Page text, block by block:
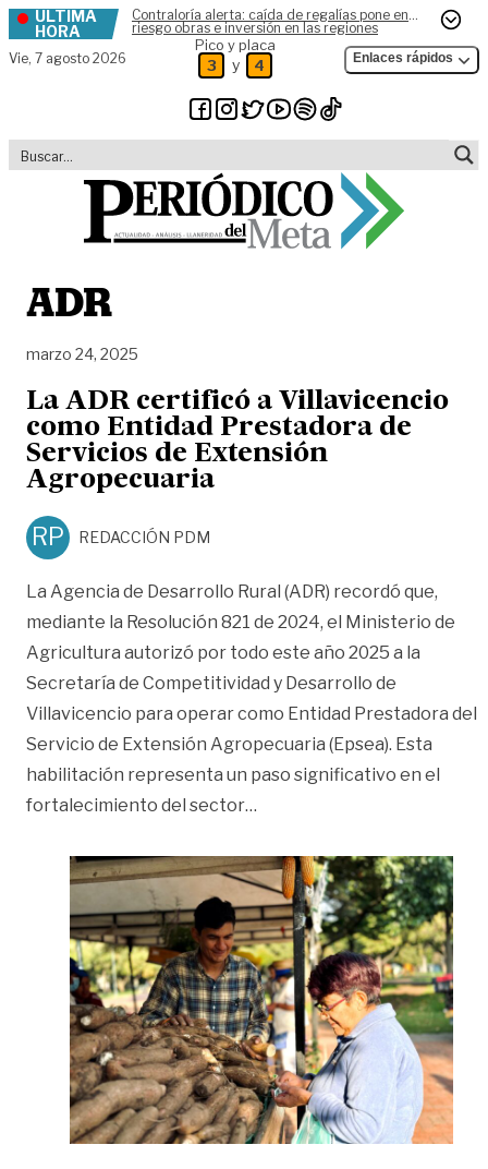
Skip to content
ÚLTIMA
HORA
Contraloría alerta: caída de regalías pone en
riesgo obras e inversión en las regiones
Vie, 7 agosto 2026
Pico y placa
3 y 4 Enlaces rápidos
ADR
marzo 24, 2025
La ADR certificó a Villavicencio
como Entidad Prestadora de
Servicios de Extensión
Agropecuaria
RP REDACCIÓN PDM
La Agencia de Desarrollo Rural (ADR) recordó que,
mediante la Resolución 821 de 2024, el Ministerio de
Agricultura autorizó por todo este año 2025 a la
Secretaría de Competitividad y Desarrollo de
Villavicencio para operar como Entidad Prestadora del
Servicio de Extensión Agropecuaria (Epsea). Esta
habilitación representa un paso significativo en el
fortalecimiento del sector…